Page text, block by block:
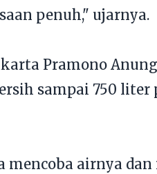
penuh," ujarnya.
Pramono
sampai 750
airnya dan